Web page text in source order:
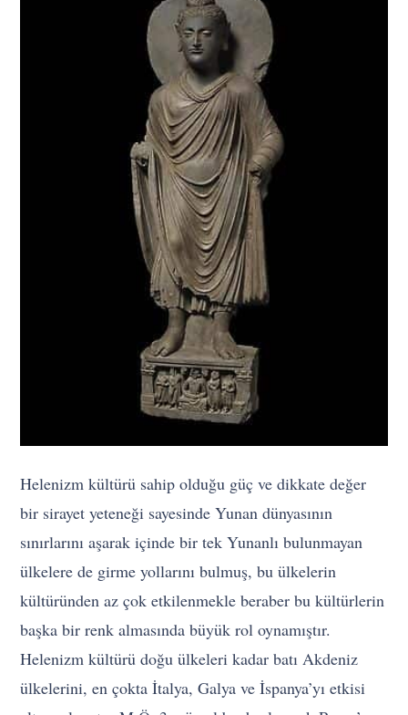
Helenizm kültürü sahip olduğu güç ve dikkate değer
bir sirayet yeteneği sayesinde Yunan dünyasının
sınırlarını aşarak içinde bir tek Yunanlı bulunmayan
ülkelere de girme yollarını bulmuş, bu ülkelerin
kültüründen az çok etkilenmekle beraber bu kültürlerin
başka bir renk almasında büyük rol oynamıştır.
Helenizm kültürü doğu ülkeleri kadar batı Akdeniz
ülkelerini, en çokta İtalya, Galya ve İspanya’yı etkisi